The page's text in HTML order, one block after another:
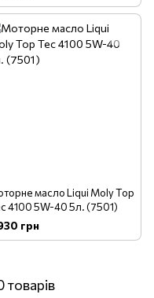
масло Liqui Moly Top
4100 5W-40 5л. (7501)
грн